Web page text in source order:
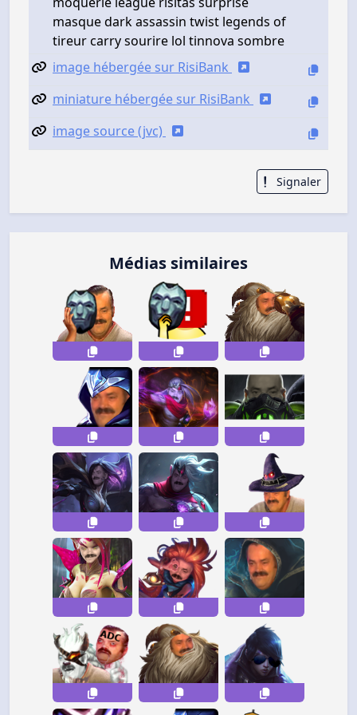
masque dark assassin twist legends of
tireur carry sourire lol tinnova sombre
image hébergée sur RisiBank
miniature hébergée sur RisiBank
image source (jvc)
Signaler
Médias similaires